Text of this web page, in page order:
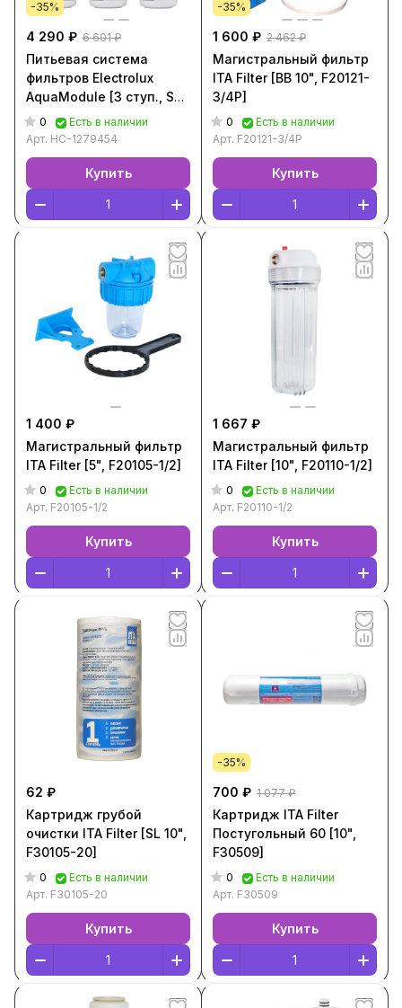
-35%
4 290 ₽ 6 601 ₽
Питьевая система
фильтров Electrolux
AquaModule [3 ступ., SL
10", НС-1279454]
0
Есть в наличии
Арт. НС-1279454
Купить
-35%
1 600 ₽ 2 462 ₽
Магистральный фильтр
ITA Filter [BB 10", F20121-
3/4P]
0
Есть в наличии
Арт. F20121-3/4P
Купить
1 400 ₽
Магистральный фильтр
ITA Filter [5", F20105-1/2]
0
Есть в наличии
Арт. F20105-1/2
Купить
1 667 ₽
Магистральный фильтр
ITA Filter [10", F20110-1/2]
0
Есть в наличии
Арт. F20110-1/2
Купить
62 ₽
Картридж грубой
очистки ITA Filter [SL 10",
F30105-20]
0
Есть в наличии
Арт. F30105-20
Купить
-35%
700 ₽ 1 077 ₽
Картридж ITA Filter
Постугольный 60 [10",
F30509]
0
Есть в наличии
Арт. F30509
Купить